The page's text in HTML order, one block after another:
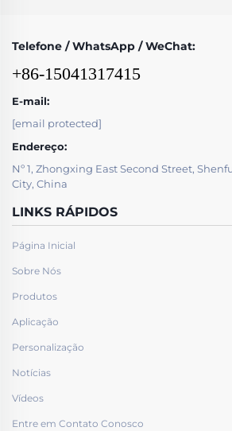
Telefone / WhatsApp / WeChat:
+86-15041317415
E-mail:
[email protected]
Endereço:
Nº 1, Zhongxing East Second Street,
City, China
LINKS RÁPIDOS
Página Inicial
Sobre Nós
Produtos
Aplicação
Personalização
Notícias
Vídeos
Entre em Contato Conosco